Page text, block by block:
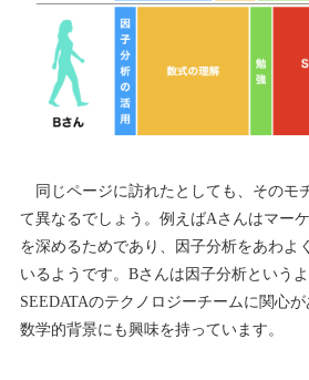
同じページに訪れたとしても、そのモ
て異なるでしょう。例えばAさんはマー
を深めるためであり、因子分析をあわよ
いるようです。Bさんは因子分析という
SEEDATAのテクノロジーチームに関心
数学的背景にも興味を持っています。